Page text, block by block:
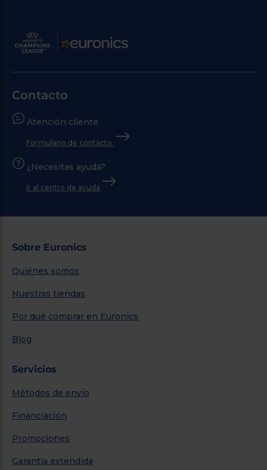
Contacto
Atención cliente
Formulario de contacto
¿Necesitas ayuda?
Ir al centro de ayuda
Sobre Euronics
Quiénes somos
Nuestras tiendas
Por qué comprar en Euronics
Blog
Servicios
Métodos de envío
Financiación
Promociones
Garantía extendida